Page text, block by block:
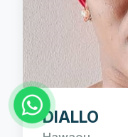
DIALLO